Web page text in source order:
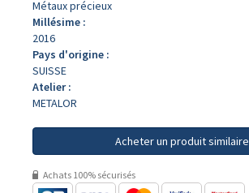
Métaux précieux
Millésime :
2016
Pays d'origine :
SUISSE
Atelier :
METALOR
Acheter un produit similaire
Achats 100% sécurisés